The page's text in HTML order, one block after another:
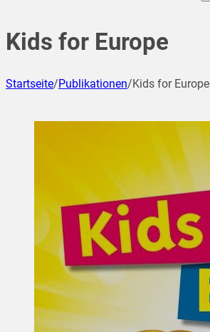
Kids for Europe
Startseite/Publikationen/Kids for Europe